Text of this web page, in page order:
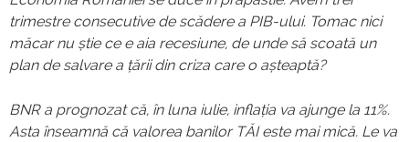
trimestre consecutive de scădere a PIB-ului. Tomac nici
măcar nu știe ce e aia recesiune, de unde să scoată un
plan de salvare a țării din criza care o așteaptă?
BNR a prognozat că, în luna iulie, inflația va ajunge la 11%.
Asta înseamnă că valorea banilor TĂI este mai mică. Le va